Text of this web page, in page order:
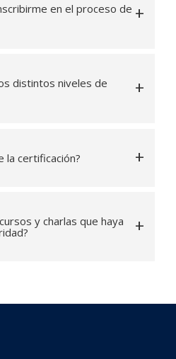
en el proceso de
distintos niveles de
la certificación?
y charlas que haya